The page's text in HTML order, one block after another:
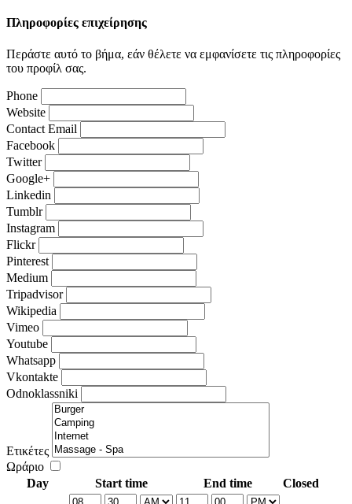
Πληροφορίες επιχείρησης
Περάστε αυτό το βήμα, εάν θέλετε να εμφανίσετε τις πληροφορίες
του προφίλ σας.
Phone
Website
Contact Email
Facebook
Twitter
Google+
Linkedin
Tumblr
Instagram
Flickr
Pinterest
Medium
Tripadvisor
Wikipedia
Vimeo
Youtube
Whatsapp
Vkontakte
Odnoklassniki
Ετικέτες
Ωράριο
Day
Start time End time
Closed